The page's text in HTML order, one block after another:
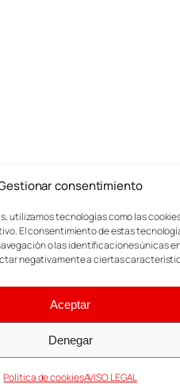
consentimiento
utilizamos tecnologías como las
El consentimiento de estas
o las identificaciones únicas
negativamente a ciertas
Aceptar
Denegar
Política de cookiesAVISO LEGAL